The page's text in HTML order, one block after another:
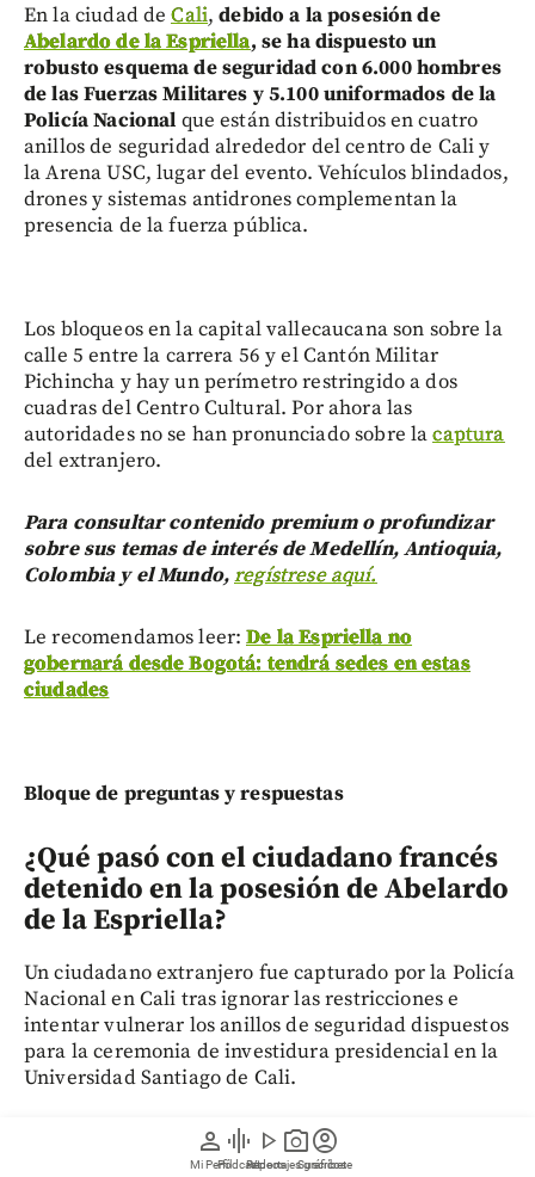
person
Mi Perfil
graphic_eq
Pódcast
play_arrow
Videos
photo_camera
Reportajes gráficos
account_circle
Suscríbete
En la ciudad deCali,debido a la posesión de
Abelardo de la Espriella, se ha dispuesto un
robusto esquema de seguridad con 6.000 hombres
de las Fuerzas Militares y 5.100 uniformados de la
Policía Nacional que están distribuidos en cuatro
anillos de seguridad alrededor del centro de Cali y
la Arena USC, lugar del evento. Vehículos blindados,
drones y sistemas antidrones complementan la
presencia de la fuerza pública.
Los bloqueos en la capital vallecaucana son sobre la
calle 5 entre la carrera 56 y el Cantón Militar
Pichincha y hay un perímetro restringido a dos
cuadras del Centro Cultural. Por ahora las
autoridades no se han pronunciado sobre lacaptura
del extranjero.
Para consultar contenido premium o profundizar
sobre sus temas de interés de Medellín, Antioquia,
Colombia y el Mundo,regístrese aquí.
Le recomendamos leer:De la Espriella no
gobernará desde Bogotá: tendrá sedes en estas
ciudades
Bloque de preguntas y respuestas
¿Qué pasó con el ciudadano francés
detenido en la posesión de Abelardo
de la Espriella?
Un ciudadano extranjero fue capturado por la Policía
Nacional en Cali tras ignorar las restricciones e
intentar vulnerar los anillos de seguridad dispuestos
para la ceremonia de investidura presidencial en la
Universidad Santiago de Cali.
¿Cómo ocurrieron los hechos de la